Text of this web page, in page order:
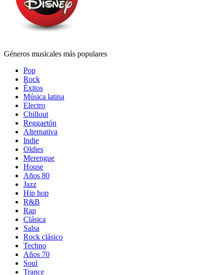
Géneros musicales más populares
Pop
Rock
Éxitos
Música latina
Electro
Chillout
Reggaetón
Alternativa
Indie
Oldies
Merengue
House
Años 80
Jazz
Hip hop
R&B
Rap
Clásica
Salsa
Rock clásico
Techno
Años 70
Soul
Trance